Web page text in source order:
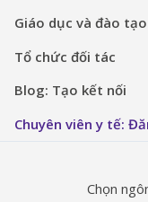
Giáo dục và đào tạo
Tổ chức đối tác
Blog: Tạo kết nối
Chuyên viên y tế:
Chọn